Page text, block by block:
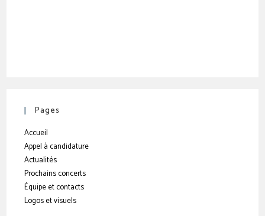
Pages
Accueil
Appel à candidature
Actualités
Prochains concerts
Équipe et contacts
Logos et visuels